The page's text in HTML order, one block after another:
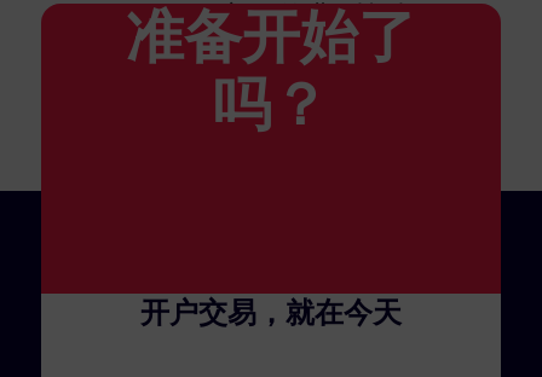
6. CAD/CHF交易的典型杠杆
和保证金要求是什么？
准备开始了
吗？
开户交易，就在今天